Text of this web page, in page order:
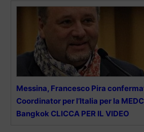
Messina, Francesco Pira
Coordinator per l’Italia per la
Bangkok CLICCA PER IL VIDEO